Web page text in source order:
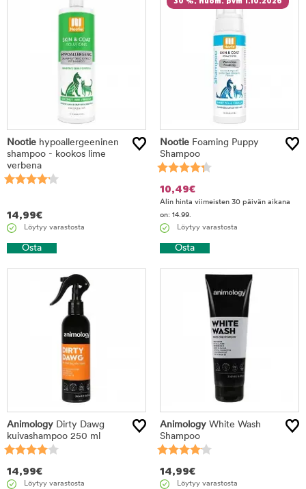
Nootie hypoallergeeninen
shampoo - kookos lime
verbena
14,99€
Löytyy varastosta
Osta
Nootie Foaming Puppy
Shampoo
10,49€
Alin hinta viimeisten 30 päivän aikana
on: 14.99.
Löytyy varastosta
Osta
Animology Dirty Dawg
kuivashampoo 250 ml
14,99€
Löytyy varastosta
Animology White Wash
Shampoo
14,99€
Löytyy varastosta